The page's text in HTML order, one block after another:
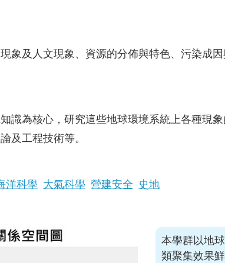
象及人文現象、資源的分佈與特色、污染成
識為核心，研究這些地球環境系統上各種現
及工程技術等。
洋科學 大氣科學 營建安全 史地
本學群以地
類聚集效果